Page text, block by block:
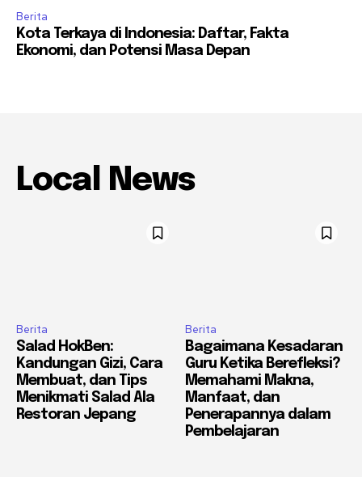
Berita
Kota Terkaya di Indonesia: Daftar, Fakta
Ekonomi, dan Potensi Masa Depan
Local News
Berita
Salad HokBen:
Kandungan Gizi, Cara
Membuat, dan Tips
Menikmati Salad Ala
Restoran Jepang
Berita
Bagaimana Kesadaran
Guru Ketika Berefleksi?
Memahami Makna,
Manfaat, dan
Penerapannya dalam
Pembelajaran